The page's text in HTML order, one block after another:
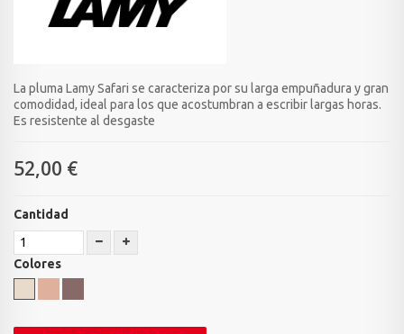
La pluma Lamy Safari se caracteriza por su larga empuñadura y gran
comodidad, ideal para los que acostumbran a escribir largas horas.
Es resistente al desgaste
52,00 €
Cantidad
Colores